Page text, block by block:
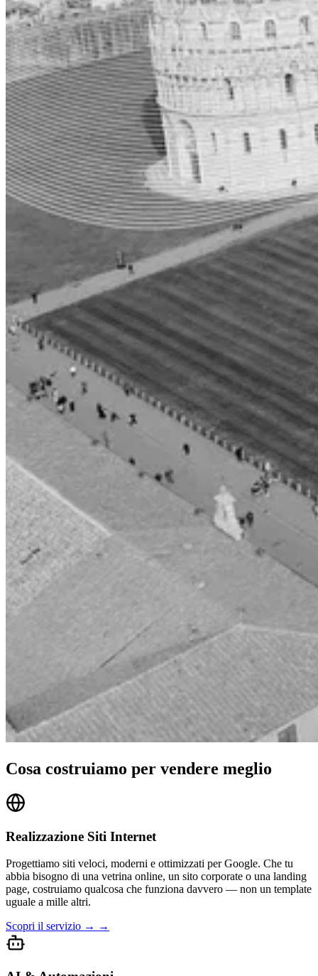
Cosa costruiamo per vendere meglio
Realizzazione Siti Internet
Progettiamo siti veloci, moderni e ottimizzati per Google. Che tu
abbia bisogno di una vetrina online, un sito corporate o una landing
page, costruiamo qualcosa che funziona davvero — non un template
uguale a mille altri.
Scopri il servizio → →